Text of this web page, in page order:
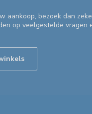
bezoek dan
op veelgestelde vragen